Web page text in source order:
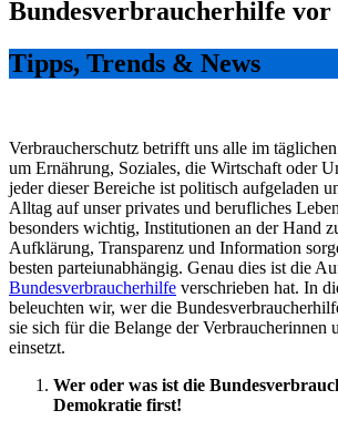
Bundesverbraucherhilfe vor
Tipps, Trends & News
Verbraucherschutz betrifft uns alle im
um Ernährung, Soziales, die Wirtschaft oder
jeder dieser Bereiche ist politisch aufgeladen
Alltag auf unser privates und berufliches
besonders wichtig, Institutionen an der Hand
Aufklärung, Transparenz und Information
besten parteiunabhängig. Genau dies ist die
Bundesverbraucherhilfe verschrieben hat. In
beleuchten wir, wer die
sie sich für die Belange der Verbraucherinnen
einsetzt.
Wer oder was ist die
Demokratie first!